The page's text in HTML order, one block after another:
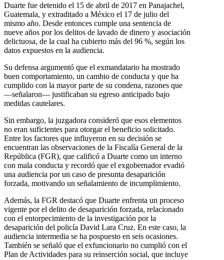
Duarte fue detenido el 15 de abril de 2017 en Panajachel,
Guatemala, y extraditado a México el 17 de julio del
mismo año. Desde entonces cumple una sentencia de
nueve años por los delitos de lavado de dinero y asociación
delictuosa, de la cual ha cubierto más del 96 %, según los
datos expuestos en la audiencia.
Su defensa argumentó que el exmandatario ha mostrado
buen comportamiento, un cambio de conducta y que ha
cumplido con la mayor parte de su condena, razones que
—señalaron— justificaban su egreso anticipado bajo
medidas cautelares.
Sin embargo, la juzgadora consideró que esos elementos
no eran suficientes para otorgar el beneficio solicitado.
Entre los factores que influyeron en su decisión se
encuentran las observaciones de la Fiscalía General de la
República (FGR), que calificó a Duarte como un interno
con mala conducta y recordó que el exgobernador evadió
una audiencia por un caso de presunta desaparición
forzada, motivando un señalamiento de incumplimiento.
Además, la FGR destacó que Duarte enfrenta un proceso
vigente por el delito de desaparición forzada, relacionado
con el entorpecimiento de la investigación por la
desaparición del policía David Lara Cruz. En este caso, la
audiencia intermedia se ha pospuesto en seis ocasiones.
También se señaló que el exfuncionario no cumplió con el
Plan de Actividades para su reinserción social, que incluye